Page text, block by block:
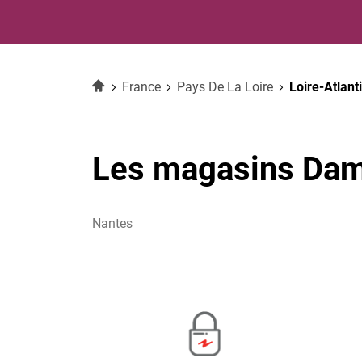
AccueilFrance Pays De La Loire Loire-
Les magasins
Nantes